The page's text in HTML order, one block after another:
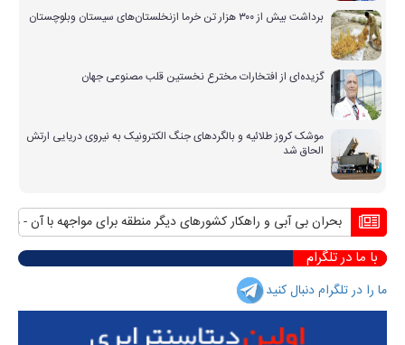
برداشت بیش از ۳۰۰ هزار تن خرما ازنخلستان‌های سیستان وبلوچستان
گزیده‌ای از افتخارات مخترع نخستین قلب مصنوعی جهان
موشک کروز طلائیه و بالگردهای جنگ الکترونیک به نیروی دریایی ارتش
الحاق شد
بحران بی آبی و راهکار کشورهای دیگر منطقه برای مواجهه با آن
با ما در تلگرام
ما را در تلگرام دنبال کنید